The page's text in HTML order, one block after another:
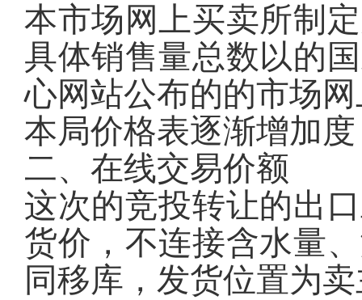
本市场网上买卖所制
具体销售量总数以的
心网站公布的的市场
本局价格表逐渐增加
二、在线交易价额
这次的竞投转让的出
货价，不连接含水量
同移库，发货位置为